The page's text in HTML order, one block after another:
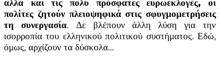
αλλά και τις πολύ πρόσφατες ευρωεκλογές, οι
πολίτες ζητούν πλειοψηφικά στις σφυγμομετρήσεις
τη συνεργασία. Δε βλέπουν άλλη λύση για την
ισορροπία του ελληνικού πολιτικού συστήματος. Εδώ,
όμως, αρχίζουν τα δύσκολα…